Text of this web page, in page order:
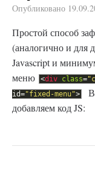
Опубликовано
Простой способ
(аналогично и для
Javascript и
меню
<div class=
id="fixed-menu">
добавляем код JS: